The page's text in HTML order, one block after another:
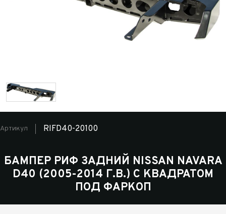
Артикул RIFD40-20100
БАМПЕР РИФ ЗАДНИЙ NISSAN NAVARA
D40 (2005-2014 Г.В.) С КВАДРАТОМ
ПОД ФАРКОП